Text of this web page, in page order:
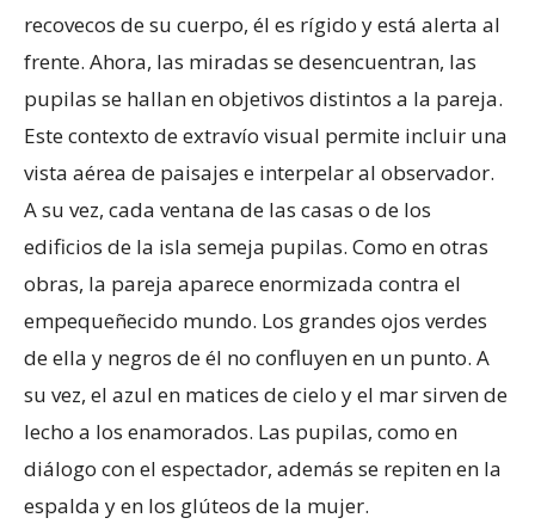
recovecos de su cuerpo, él es rígido y está alerta al
frente. Ahora, las miradas se desencuentran, las
pupilas se hallan en objetivos distintos a la pareja.
Este contexto de extravío visual permite incluir una
vista aérea de paisajes e interpelar al observador.
A su vez, cada ventana de las casas o de los
edificios de la isla semeja pupilas. Como en otras
obras, la pareja aparece enormizada contra el
empequeñecido mundo. Los grandes ojos verdes
de ella y negros de él no confluyen en un punto. A
su vez, el azul en matices de cielo y el mar sirven de
lecho a los enamorados. Las pupilas, como en
diálogo con el espectador, además se repiten en la
espalda y en los glúteos de la mujer.